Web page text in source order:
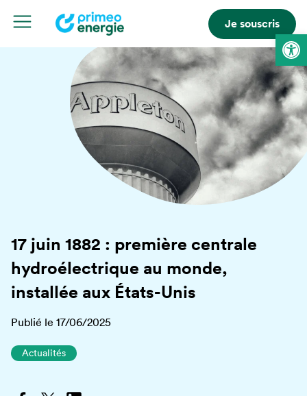
Je souscris
17 juin 1882 : première centrale
hydroélectrique au monde,
installée aux États-Unis
Publié le 17/06/2025
Actualités
Ouvrir